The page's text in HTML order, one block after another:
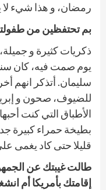
رمضان، و هذا شيء لا
بم تحتفظين من
ذكريات كثيرة و جميلة،
سليمان. أتذكر انهم
للضيوف، صحون و
الأطباق التي كنت
بطيخة حمراء كبيرة
قليلا حتى كاد يغمى
طالت غيبتك عن
إقامتك بأمريكا أم